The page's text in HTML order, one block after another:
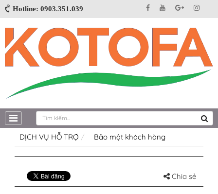
Hotline: 0903.351.039
DỊCH VỤ HỖ TRỢ Bảo mật khách hàng
Chia sẻ